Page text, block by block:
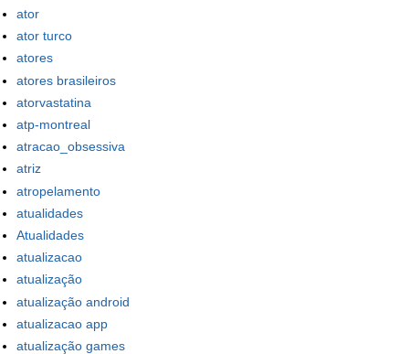
ator
ator turco
atores
atores brasileiros
atorvastatina
atp-montreal
atracao_obsessiva
atriz
atropelamento
atualidades
Atualidades
atualizacao
atualização
atualização android
atualizacao app
atualização games